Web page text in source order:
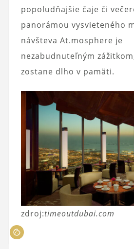
popoludňajšie čaje či
panorámou vysvieteného
návšteva At.mosphere je
nezabudnuteľným
zostane dlho v pamäti.
zdroj:timeoutdubai.com